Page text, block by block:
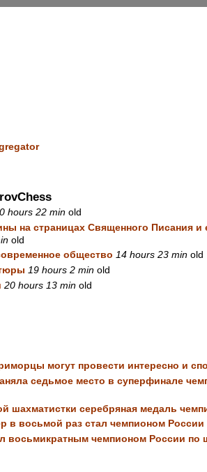
hours 22 min old
на страницах Священного Писания
old
общество 14 hours 23 min old
19 hours 2 min old
20 hours 13 min old
могут провести интересно и
седьмое место в суперфинале
шахматистки серебряная медаль
в восьмой раз стал чемпионом
восьмикратным чемпионом России по